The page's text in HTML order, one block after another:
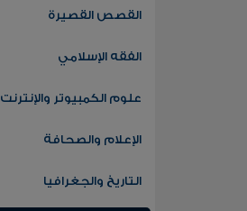
القصص القصيرة
الفقه الإسلامي
علوم الكمبيوتر والإنترنت
الإعلام والصحافة
التاريخ والجغرافيا